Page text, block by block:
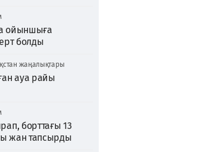
ойыншыға
болды
жаңалықтары
ауа райы
борттағы 13
жан тапсырды